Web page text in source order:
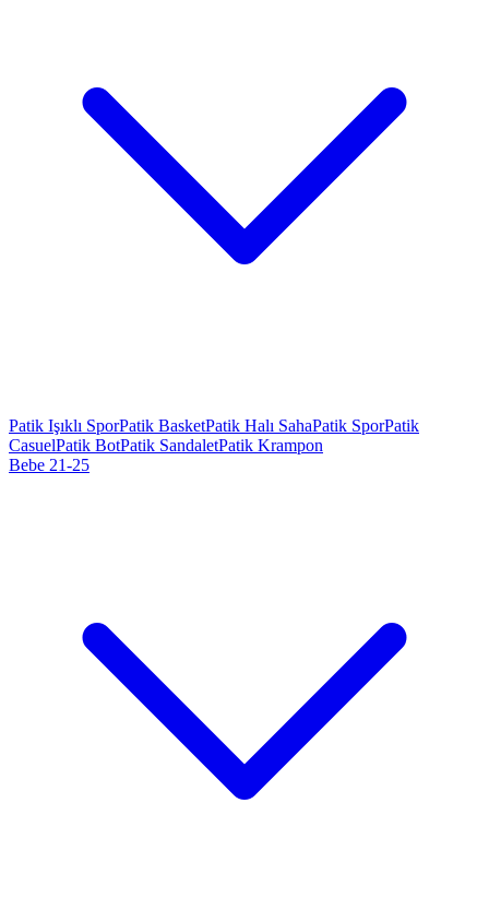
Patik Işıklı SporPatik BasketPatik Halı SahaPatik SporPatik
CasuelPatik BotPatik SandaletPatik Krampon
Bebe 21-25